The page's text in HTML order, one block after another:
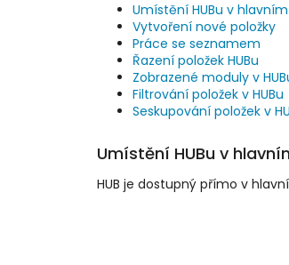
Umístění HUBu v
Vytvoření nové položky
Práce se seznamem
Řazení položek HUBu
Zobrazené moduly v
Filtrování položek v HUBu
Seskupování položek v
Umístění HUBu v
HUB je dostupný přímo v